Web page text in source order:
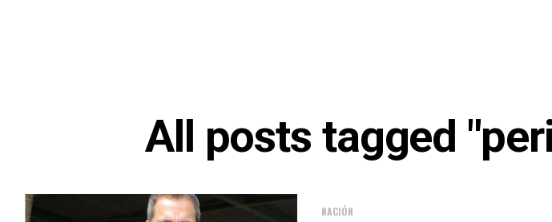
All posts tagged
NACIÓN